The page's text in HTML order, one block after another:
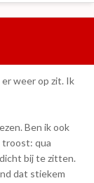
weer op zit. Ik
Ben ik ook
troost: qua
bij te zitten.
dat stiekem